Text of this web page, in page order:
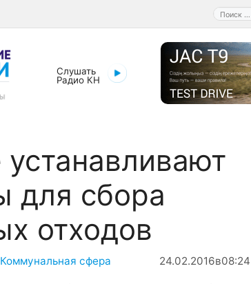
Поиск:
Слушать
Радио КН
устанавливают
для сбора
отходов
Коммунальная сфера 24.02.2016в08:24